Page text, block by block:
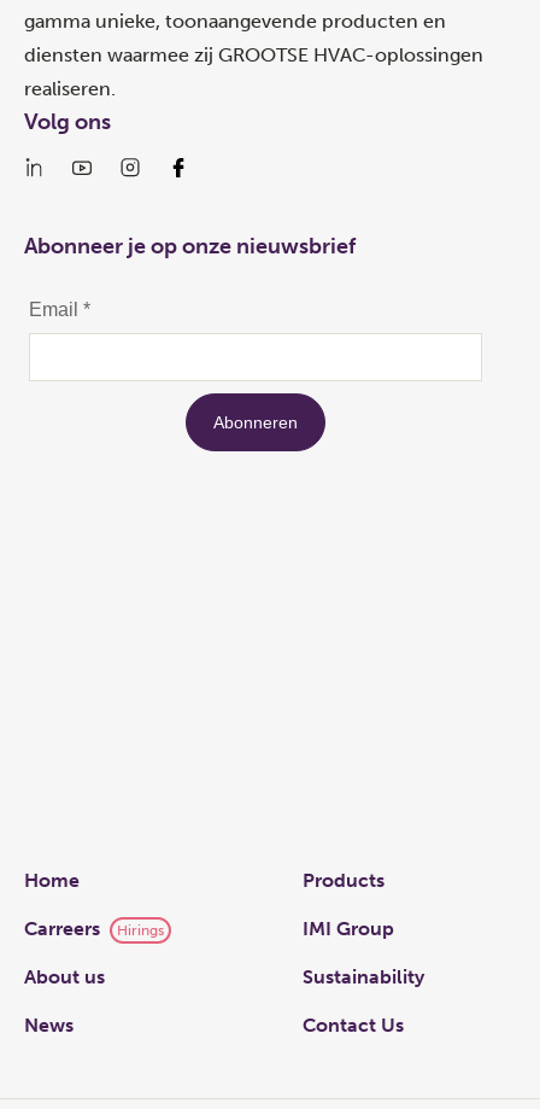
gamma unieke, toonaangevende producten en
diensten waarmee zij GROOTSE HVAC-oplossingen
realiseren.
Links
Home Products
Carreers Hirings IMI Group
About us Sustainability
News Contact Us
Volg ons
Abonneer je op onze nieuwsbrief